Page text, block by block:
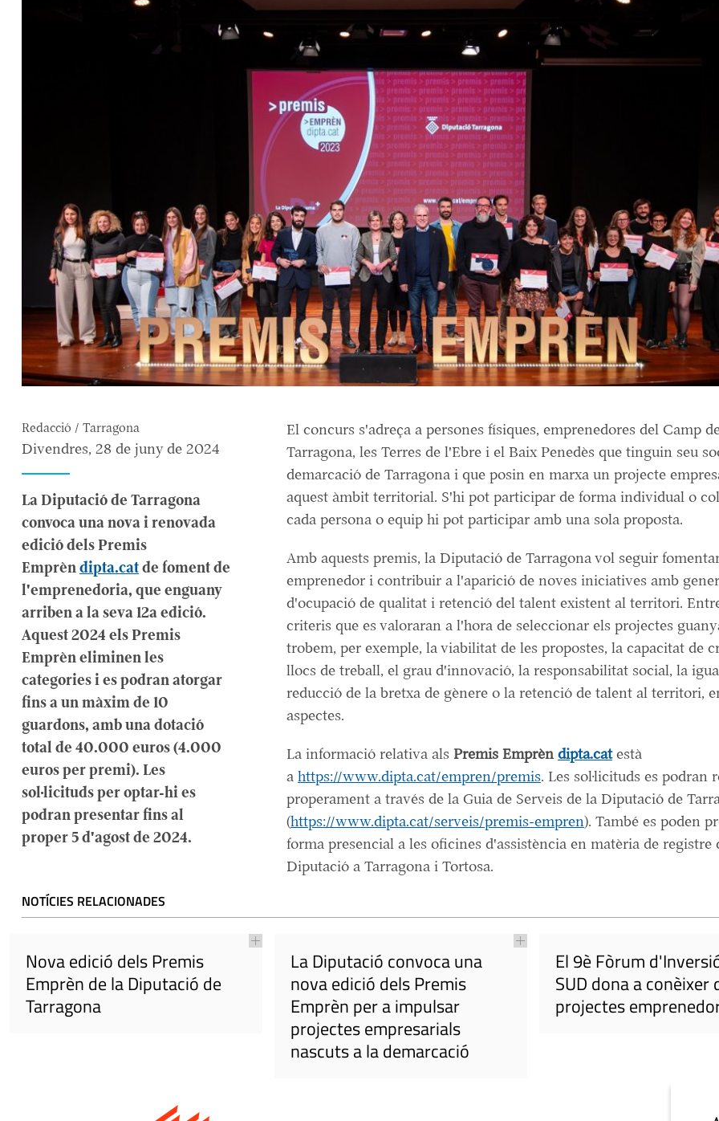
Redacció / Tarragona
Divendres, 28 de juny de 2024
La Diputació de Tarragona
convoca una nova i renovada
edició delsPremis
Emprèndipta.catde foment de
l'emprenedoria, que enguany
arriben a la seva 12a edició.
Aquest 2024 els Premis
Emprèn eliminen les
categories i es podran atorgar
fins a un màxim de 10
guardons, amb una dotació
total de 40.000 euros (4.000
euros per premi). Les
sol·licituds per optar-hi es
podran presentar fins al
proper 5 d'agost de 2024.
El concurs s'adreça a persones físiques, emprenedores del Camp
Tarragona, les Terres de l'Ebre i el Baix Penedès que tinguin seu
demarcació de Tarragona i que posin en marxa un projecte
aquest àmbit territorial. S'hi pot participar de forma individual o
cada persona o equip hi pot participar amb una sola proposta.
Amb aquests premis, la Diputació de Tarragona vol seguir
emprenedor i contribuir a l'aparició de noves iniciatives amb
d'ocupació de qualitat i retenció del talent existent al territori.
criteris que es valoraran a l'hora de seleccionar els projectes
trobem, per exemple, la viabilitat de les propostes, la capacitat de
llocs de treball, el grau d'innovació, la responsabilitat social, la
reducció de la bretxa de gènere o la retenció de talent al territori,
aspectes.
La informació relativa als Premis Emprèndipta.catestà
a https://www.dipta.cat/empren/premis. Les sol·licituds es podran
properament a través de la Guia de Serveis de la Diputació de
(https://www.dipta.cat/serveis/premis-empren). També es poden
forma presencial a les oficines d'assistència en matèria de registre
Diputació a Tarragona i Tortosa.
NOTÍCIES RELACIONADES
Nova edició dels Premis
Emprèn de la Diputació de
Tarragona
La Diputació convoca una
nova edició dels Premis
Emprèn per a impulsar
projectes empresarials
nascuts a la demarcació
El 9è Fòrum
SUD dona a conèixer
projectes